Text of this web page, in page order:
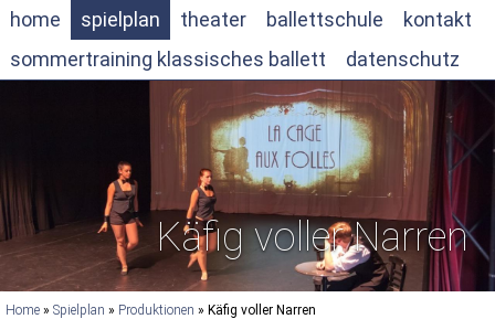
home spielplan theater ballettschule
kontakt
sommertraining klassisches ballett
datenschutz
Käfig voller Narren
Home »Spielplan » Produktionen » Käfig voller Narren